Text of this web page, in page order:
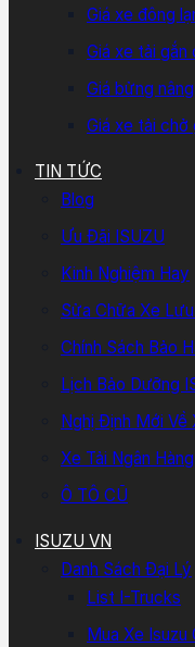
Giá xe đông
Giá xe tải gắn
Giá bửng
Giá xe tải chở
TIN TỨC
Blog
Ưu Đãi ISUZU
Kinh Nghiệm Hay
Sửa Chữa Xe
Chính Sách Bảo
Lịch Bảo Dưỡng
Nghị Định Mới Về
Xe Tải Ngân
Ô TÔ CŨ
ISUZU VN
Danh Sách Đại Lý
List I-Trucks
Mua Xe Isuzu